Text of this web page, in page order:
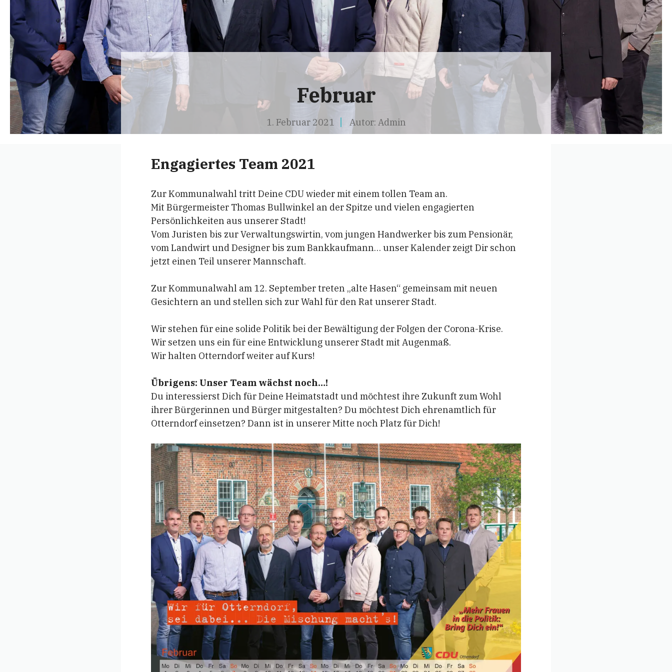
Februar
1. Februar 2021 Autor: Admin
Engagiertes Team 2021
Zur Kommunalwahl tritt Deine CDU wieder mit einem tollen Team an.
Mit Bürgermeister Thomas Bullwinkel an der Spitze und vielen engagierten
Persönlichkeiten aus unserer Stadt!
Vom Juristen bis zur Verwaltungswirtin, vom jungen Handwerker bis zum Pensionär,
vom Landwirt und Designer bis zum Bankkaufmann… unser Kalender zeigt Dir schon
jetzt einen Teil unserer Mannschaft.
Zur Kommunalwahl am 12. September treten „alte Hasen“ gemeinsam mit neuen
Gesichtern an und stellen sich zur Wahl für den Rat unserer Stadt.
Wir stehen für eine solide Politik bei der Bewältigung der Folgen der Corona-Krise.
Wir setzen uns ein für eine Entwicklung unserer Stadt mit Augenmaß.
Wir halten Otterndorf weiter auf Kurs!
Übrigens: Unser Team wächst noch…!
Du interessierst Dich für Deine Heimatstadt und möchtest ihre Zukunft zum Wohl
ihrer Bürgerinnen und Bürger mitgestalten? Du möchtest Dich ehrenamtlich für
Otterndorf einsetzen? Dann ist in unserer Mitte noch Platz für Dich!